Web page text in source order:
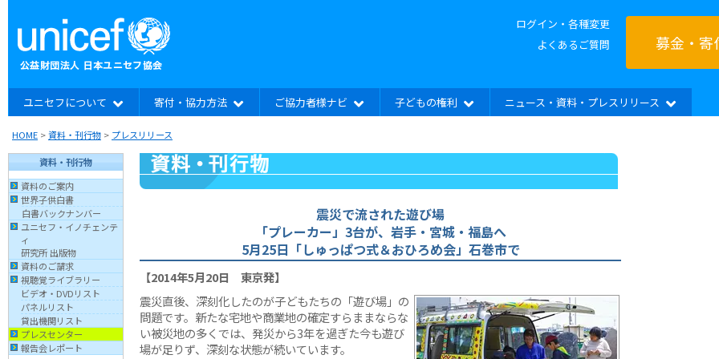
ログイン・各種変更
よくあるご質問
募金・寄
ユニセフについて 寄付・協力方法 ご協力者様ナビ 子どもの権利 ニュース・資料・プレスリリース
HOME >資料・刊行物 > プレスリリース
資料・刊行物
資料のご案内
世界子供白書
白書バックナンバー
ユニセフ・イノチェンテ
ィ
研究所 出版物
資料のご請求
視聴覚ライブラリー
ビデオ・DVDリスト
パネルリスト
貸出機関リスト
プレスセンター
報告会レポート
震災で流された遊び場
「プレーカー」3台が、岩手・宮城・福島へ
5月25日「しゅっぱつ式＆おひろめ会」石巻市で
【2014年5月20日 東京発】
震災直後、深刻化したのが子どもたちの「遊び場」の
問題です。新たな宅地や商業地の確定すらままならな
い被災地の多くでは、発災から3年を過ぎた今も遊び
場が足りず、深刻な状態が続いています。